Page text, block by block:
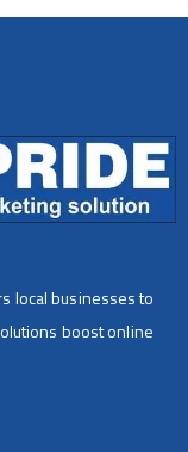
local businesses to
boost online